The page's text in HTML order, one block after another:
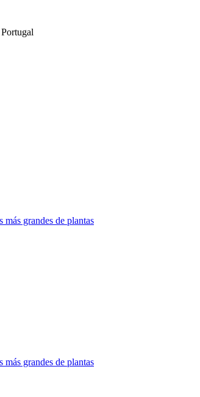
grandes de plantas
grandes de plantas